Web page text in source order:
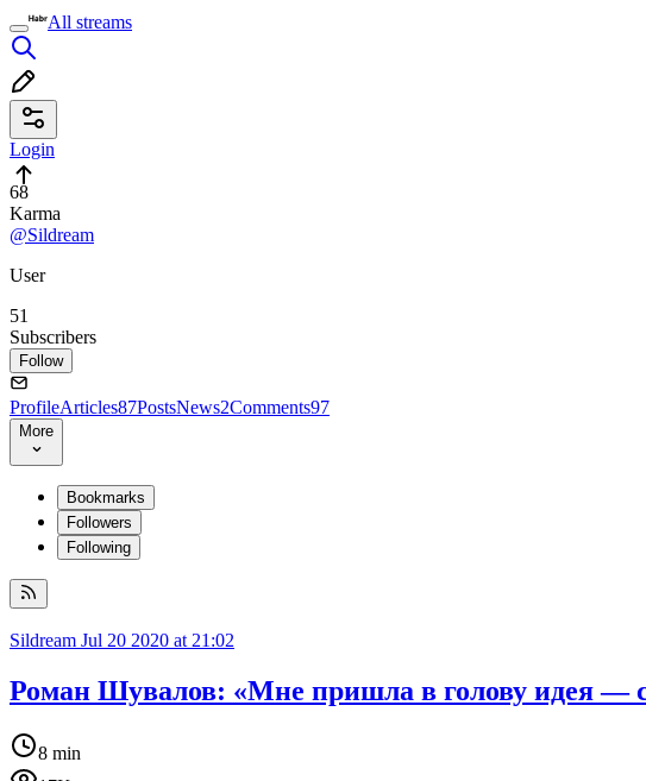
All streams
Login
68
Karma
@Sildream
User
51
Subscribers
Follow
ProfileArticles87PostsNews2Comments97
More
Bookmarks
Followers
Following
Sildream Jul 20 2020 at 21:02
Роман Шувалов: «Мне пришла в голову идея —
8 min